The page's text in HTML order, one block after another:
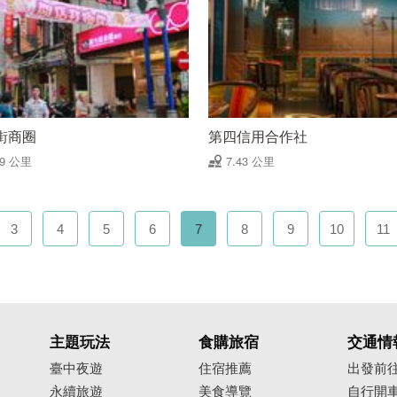
商圈
公里
第四信用合作社
7.43 公里
3 4 5 6 7 8 9 10 11
主題玩法
臺中夜遊
永續旅遊
食購旅宿
住宿推薦
美食導覽
交通情
出發前
自行開